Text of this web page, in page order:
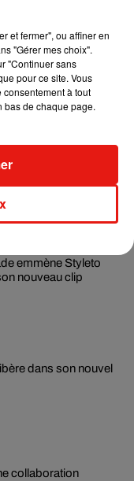
Puth pour une
une pause après
emmène Styleto
nouveau clip
dans son nouvel
collaboration
et fermer", ou affiner en
"Gérer mes choix".
"Continuer sans
pour ce site. Vous
consentement à tout
bas de chaque page.